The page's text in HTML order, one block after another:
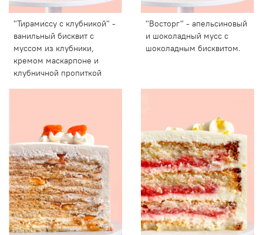
"Тирамиссу с клубникой" -
ванильный бисквит с
муссом из клубники,
кремом маскарпоне и
клубничной пропиткой
"Восторг" - апельсиновый
и шоколадный мусс с
шоколадным бисквитом.